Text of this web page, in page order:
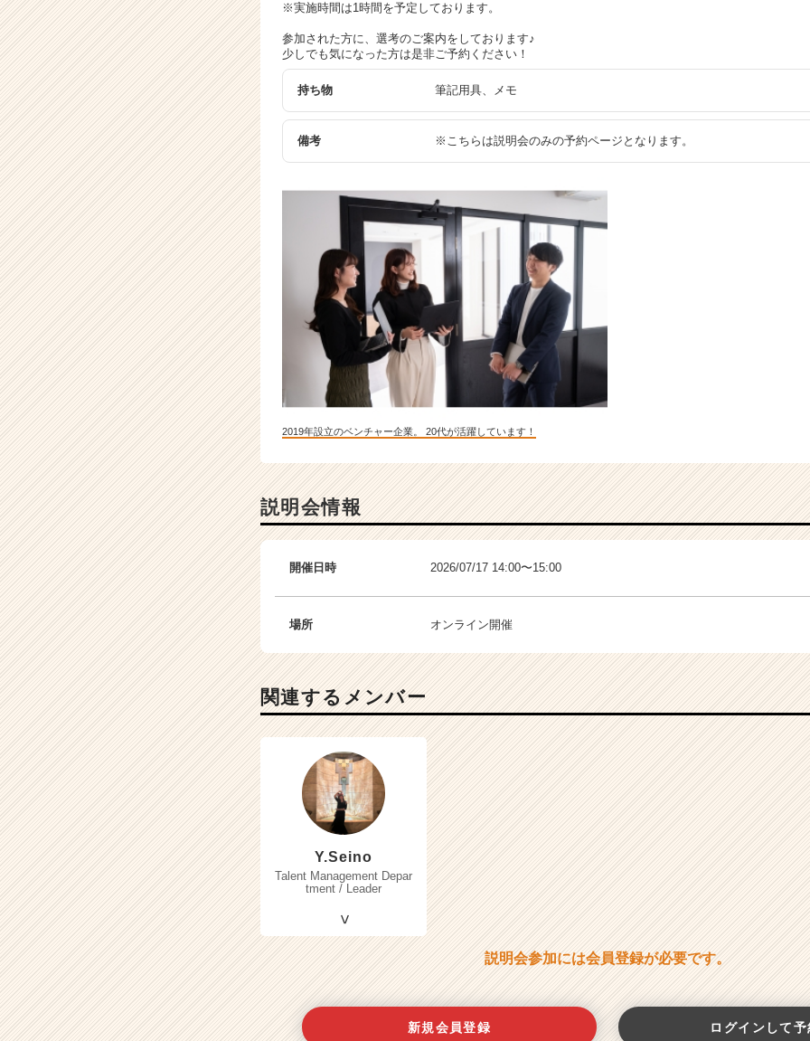
※実施時間は1時間を予定しております。
参加された方に、選考のご案内をしております♪
少しでも気になった方は是非ご予約ください！
持ち物 筆記用具、メモ
備考 ※こちらは説明会のみの予約ページとなります。
2019年設立のベンチャー企業。 20代が活躍しています！
説明会情報
開催日時 2026/07/17 14:00〜15:00
場所 オンライン開催
関連するメンバー
Y.Seino
Talent Management Depar
tment / Leader
説明会参加には会員登録が必要です。
新規会員登録 ログインして